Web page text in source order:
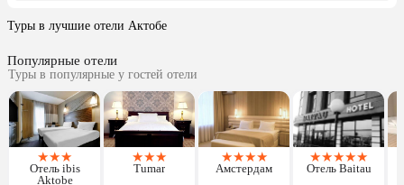
Туры в лучшие отели Актобе
Популярные отели
Туры в популярные у гостей отели
★★★
Отель ibis
Aktobe
★★★
Tumar
★★★★
Амстердам
★★★★★
Отель Baitau